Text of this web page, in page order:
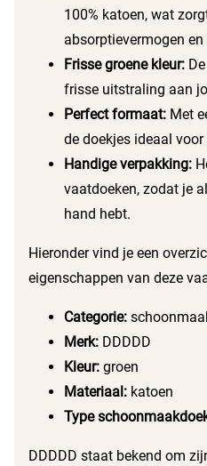
100% katoen, wat
absorptievermogen
Frisse groene kleur:
frisse uitstraling aan
Perfect formaat: Met
de doekjes ideaal
Handige verpakking:
vaatdoeken, zodat je
hand hebt.
Hieronder vind je een
eigenschappen van deze
Categorie:
Merk: DDDDD
Kleur: groen
Materiaal: katoen
Type
DDDDD staat bekend om